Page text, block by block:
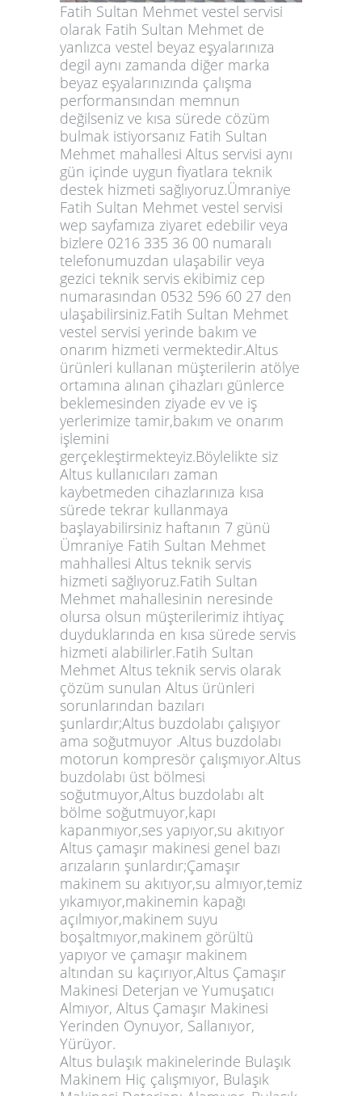
Fatih Sultan Mehmet vestel servisi
olarak Fatih Sultan Mehmet de
yanlızca vestel beyaz eşyalarınıza
degil aynı zamanda diğer marka
beyaz eşyalarınızında çalışma
performansından memnun
değilseniz ve kısa sürede cözüm
bulmak istiyorsanız Fatih Sultan
Mehmet mahallesi Altus servisi aynı
gün içinde uygun fiyatlara teknik
destek hizmeti sağlıyoruz.Ümraniye
Fatih Sultan Mehmet vestel servisi
wep sayfamıza ziyaret edebilir veya
bizlere 0216 335 36 00 numaralı
telefonumuzdan ulaşabilir veya
gezici teknik servis ekibimiz cep
numarasından 0532 596 60 27 den
ulaşabilirsiniz.Fatih Sultan Mehmet
vestel servisi yerinde bakım ve
onarım hizmeti vermektedir.Altus
ürünleri kullanan müşterilerin atölye
ortamına alınan çihazları günlerce
beklemesinden ziyade ev ve iş
yerlerimize tamir,bakım ve onarım
işlemini
gerçekleştirmekteyiz.Böylelikte siz
Altus kullanıcıları zaman
kaybetmeden cihazlarınıza kısa
sürede tekrar kullanmaya
başlayabilirsiniz haftanın 7 günü
Ümraniye Fatih Sultan Mehmet
mahhallesi Altus teknik servis
hizmeti sağlıyoruz.Fatih Sultan
Mehmet mahallesinin neresinde
olursa olsun müşterilerimiz ihtiyaç
duyduklarında en kısa sürede servis
hizmeti alabilirler.Fatih Sultan
Mehmet Altus teknik servis olarak
çözüm sunulan Altus ürünleri
sorunlarından bazıları
şunlardır;Altus buzdolabı çalışıyor
ama soğutmuyor .Altus buzdolabı
motorun kompresör çalışmıyor.Altus
buzdolabı üst bölmesi
soğutmuyor,Altus buzdolabı alt
bölme soğutmuyor,kapı
kapanmıyor,ses yapıyor,su akıtıyor
Altus çamaşır makinesi genel bazı
arızaların şunlardır;Çamaşır
makinem su akıtıyor,su almıyor,temiz
yıkamıyor,makinemin kapağı
açılmıyor,makinem suyu
boşaltmıyor,makinem görültü
yapıyor ve çamaşır makinem
altından su kaçırıyor,Altus Çamaşır
Makinesi Deterjan ve Yumuşatıcı
Almıyor, Altus Çamaşır Makinesi
Yerinden Oynuyor, Sallanıyor,
Yürüyor.
Altus bulaşık makinelerinde Bulaşık
Makinem Hiç çalışmıyor, Bulaşık